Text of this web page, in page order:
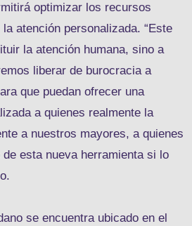
optimizar los recursos
atención personalizada. “Este
la atención humana, sino a
liberar de burocracia a
que puedan ofrecer una
a quienes realmente la
a nuestros mayores, a quienes
esta nueva herramienta si lo
se encuentra ubicado en el